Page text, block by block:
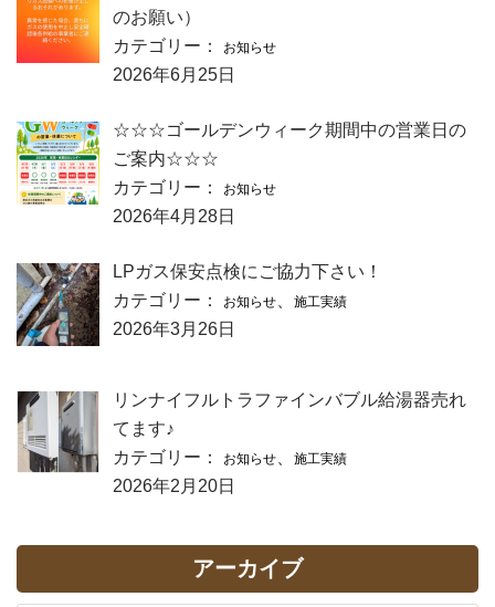
のお願い）
カテゴリー：
お知らせ
2026年6月25日
☆☆☆ゴールデンウィーク期間中の営業日の
ご案内☆☆☆
カテゴリー：
お知らせ
2026年4月28日
LPガス保安点検にご協力下さい！
カテゴリー：
お知らせ 施工実績
2026年3月26日
リンナイフルトラファインバブル給湯器売れ
てます♪
カテゴリー：
お知らせ 施工実績
2026年2月20日
アーカイブ